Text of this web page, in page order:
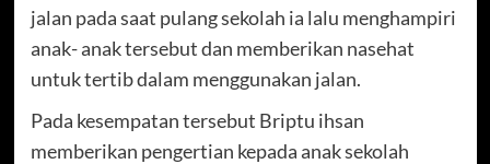
jalan pada saat pulang sekolah ia lalu menghampiri
anak- anak tersebut dan memberikan nasehat
untuk tertib dalam menggunakan jalan.
Pada kesempatan tersebut Briptu ihsan
memberikan pengertian kepada anak sekolah